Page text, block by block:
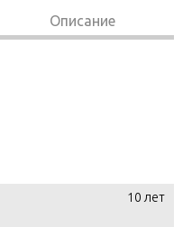
Описание
10 лет